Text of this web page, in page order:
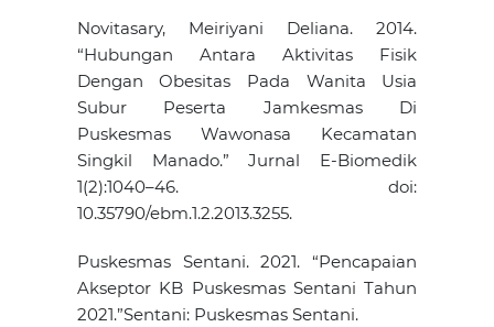
Novitasary, Meiriyani Deliana. 2014.
“Hubungan Antara Aktivitas Fisik
Dengan Obesitas Pada Wanita Usia
Subur Peserta Jamkesmas Di
Puskesmas Wawonasa Kecamatan
Singkil Manado.” Jurnal E-Biomedik
1(2):1040–46. doi:
10.35790/ebm.1.2.2013.3255.
Puskesmas Sentani. 2021. “Pencapaian
Akseptor KB Puskesmas Sentani Tahun
2021.”Sentani: Puskesmas Sentani.